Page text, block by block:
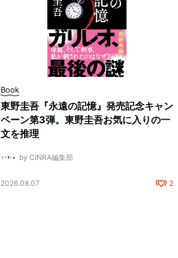
Book
東野圭吾『永遠の記憶』発売記念キャン
ペーン第3弾。東野圭吾お気に入りの一
文を推理
by CINRA編集部
2026.08.07 2